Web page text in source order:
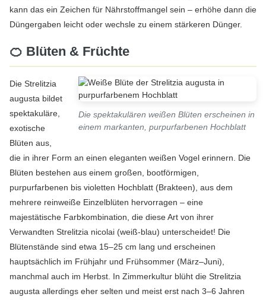
kann das ein Zeichen für Nährstoffmangel sein – erhöhe dann die
Düngergaben leicht oder wechsle zu einem stärkeren Dünger.
🍊 Blüten & Früchte
Die spektakulären weißen Blüten erscheinen in
einem markanten, purpurfarbenen Hochblatt
Die Strelitzia
augusta bildet
spektakuläre,
exotische
Blüten aus,
die in ihrer Form an einen eleganten weißen Vogel erinnern. Die
Blüten bestehen aus einem großen, bootförmigen,
purpurfarbenen bis violetten Hochblatt (Brakteen), aus dem
mehrere reinweiße Einzelblüten hervorragen – eine
majestätische Farbkombination, die diese Art von ihrer
Verwandten Strelitzia nicolai (weiß-blau) unterscheidet! Die
Blütenstände sind etwa 15–25 cm lang und erscheinen
hauptsächlich im Frühjahr und Frühsommer (März–Juni),
manchmal auch im Herbst. In Zimmerkultur blüht die Strelitzia
augusta allerdings eher selten und meist erst nach 3–6 Jahren